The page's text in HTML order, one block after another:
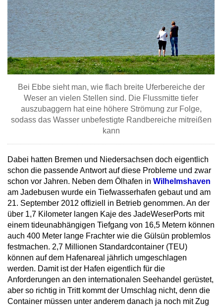
Bei Ebbe sieht man, wie flach breite Uferbereiche der
Weser an vielen Stellen sind. Die Flussmitte tiefer
auszubaggern hat eine höhere Strömung zur Folge,
sodass das Wasser unbefestigte Randbereiche mitreißen
kann
Dabei hatten Bremen und Niedersachsen doch eigentlich
schon die passende Antwort auf diese Probleme und zwar
schon vor Jahren. Neben dem Ölhafen in Wilhelmshaven
am Jadebusen wurde ein Tiefwasserhafen gebaut und am
21. September 2012 offiziell in Betrieb genommen. An der
über 1,7 Kilometer langen Kaje des JadeWeserPorts mit
einem tideunabhängigen Tiefgang von 16,5 Metern können
auch 400 Meter lange Frachter wie die Gülsün problemlos
festmachen. 2,7 Millionen Standardcontainer (TEU)
können auf dem Hafenareal jährlich umgeschlagen
werden. Damit ist der Hafen eigentlich für die
Anforderungen an den internationalen Seehandel gerüstet,
aber so richtig in Tritt kommt der Umschlag nicht, denn die
Container müssen unter anderem danach ja noch mit Zug